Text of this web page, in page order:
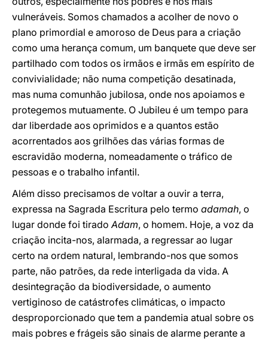
vulneráveis. Somos chamados a acolher de novo o
plano primordial e amoroso de Deus para a criação
como uma herança comum, um banquete que deve ser
partilhado com todos os irmãos e irmãs em espírito de
convivialidade; não numa competição desatinada,
mas numa comunhão jubilosa, onde nos apoiamos e
protegemos mutuamente. O Jubileu é um tempo para
dar liberdade aos oprimidos e a quantos estão
acorrentados aos grilhões das várias formas de
escravidão moderna, nomeadamente o tráfico de
pessoas e o trabalho infantil.
Além disso precisamos de voltar a ouvir a terra,
expressa na Sagrada Escritura pelo termo adamah, o
lugar donde foi tiradoAdam, o homem. Hoje, a voz da
criação incita-nos, alarmada, a regressar ao lugar
certo na ordem natural, lembrando-nos que somos
parte, não patrões, da rede interligada da vida. A
desintegração da biodiversidade, o aumento
vertiginoso de catástrofes climáticas, o impacto
desproporcionado que tem a pandemia atual sobre os
mais pobres e frágeis são sinais de alarme perante a